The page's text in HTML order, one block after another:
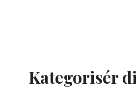
Kategorisér